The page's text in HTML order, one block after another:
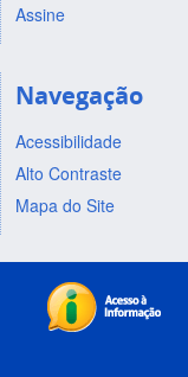
Assine
Navegação
Acessibilidade
Alto Contraste
Mapa do Site